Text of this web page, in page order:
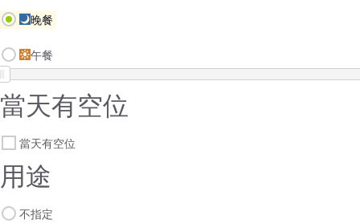
晚餐
午餐
當天有空位
當天有空位
用途
不指定